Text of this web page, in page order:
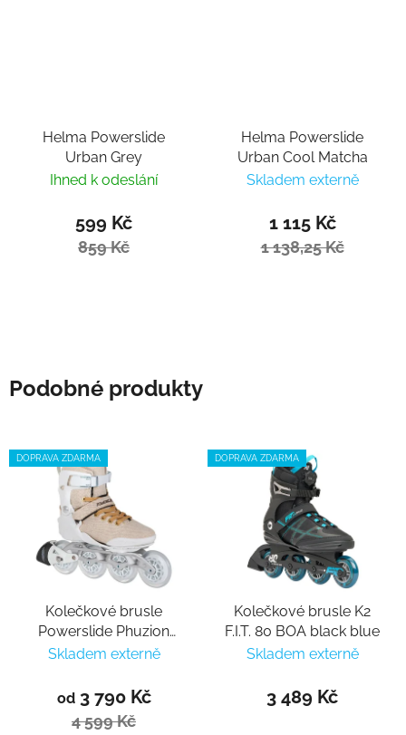
Helma Powerslide
Urban Grey
Ihned k odeslání
599 Kč
859 Kč
Helma Powerslide
Urban Cool Matcha
Skladem externě
1 115 Kč
1 138,25 Kč
Podobné produkty
DOPRAVA ZDARMA
Kolečkové brusle
Powerslide Phuzion
RFC 90 Trinity
Skladem externě
od3 790 Kč
4 599 Kč
DOPRAVA ZDARMA
Kolečkové brusle K2
F.I.T. 80 BOA black blue
Skladem externě
3 489 Kč